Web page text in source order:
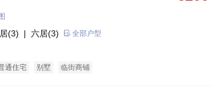
(3) | 六居(3) 全部户型
通住宅 别墅 临街商铺